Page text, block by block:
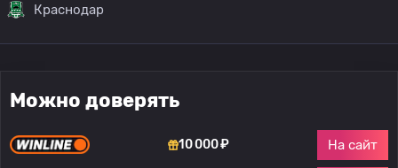
Краснодар
Можно доверять
10 000 ₽ На сайт